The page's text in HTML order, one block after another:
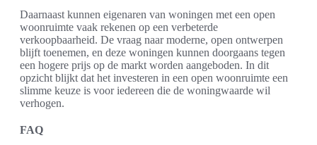
Daarnaast kunnen eigenaren van woningen met een open
woonruimte vaak rekenen op een verbeterde
verkoopbaarheid. De vraag naar moderne, open ontwerpen
blijft toenemen, en deze woningen kunnen doorgaans tegen
een hogere prijs op de markt worden aangeboden. In dit
opzicht blijkt dat het investeren in een open woonruimte een
slimme keuze is voor iedereen die de woningwaarde wil
verhogen.
FAQ